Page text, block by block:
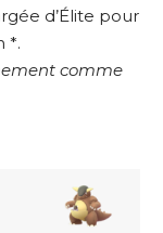
d’Élite pour
*.
comme